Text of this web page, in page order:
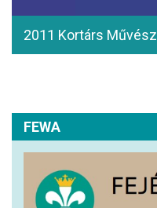
2011 Kortárs
FEWA